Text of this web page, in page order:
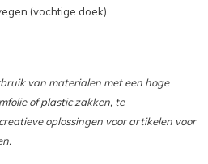
(vochtige doek)
van materialen met een hoge
of plastic zakken, te
oplossingen voor artikelen voor